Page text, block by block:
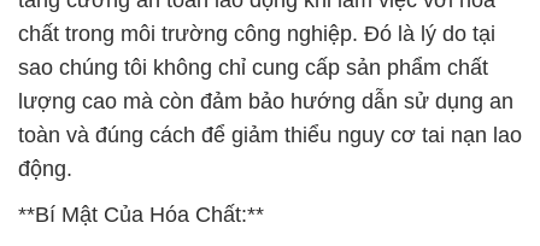
chất trong môi trường công nghiệp. Đó là lý do tại
sao chúng tôi không chỉ cung cấp sản phẩm chất
lượng cao mà còn đảm bảo hướng dẫn sử dụng an
toàn và đúng cách để giảm thiểu nguy cơ tai nạn lao
động.
**Bí Mật Của Hóa Chất:**